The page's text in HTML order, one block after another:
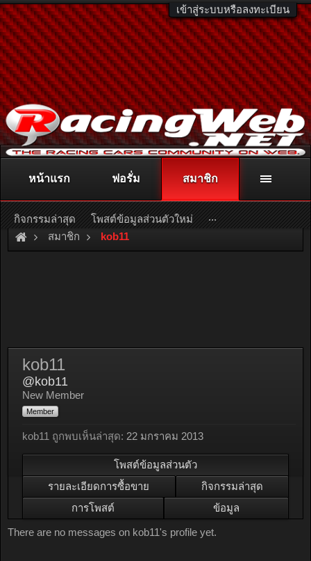
เข้าสู่ระบบหรือลงทะเบียน
ติดต่อลงโฆษณา racingweb@gmail.comหรือโทร. 081-811-1138
หรืออ่านรายละเอียดเพิ่มเติม คลิกที่นี่
สมาชิก kob11
kob11
@kob11
New Member
Member
kob11 ถูกพบเห็นล่าสุด: 22 มกราคม 2013
โพสต์ข้อมูลส่วนตัว
รายละเอียดการซื้อขาย
กิจกรรมล่าสุด
การโพสต์
ข้อมูล
There are no messages on kob11's profile yet.
หน้าแรก ฟอรั่ม สมาชิก
กิจกรรมล่าสุด โพสต์ข้อมูลส่วนตัวใหม่ ...